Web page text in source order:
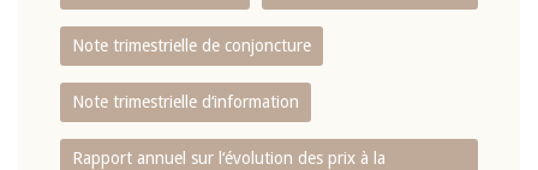
Note trimestrielle de conjoncture
Note trimestrielle d‘information
Rapport annuel sur l‘évolution des prix à la